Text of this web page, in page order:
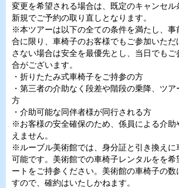
変更を希望される場合は、既定のキャンセル
新規でご予約の取り直しとなります。
※本ツアーは以下の全ての条件を満たし、事
合に限り、車椅子のお客様でもご参加いただ
さない場合は安全を最優先とし、当日でも
合がございます。
・折りたたみ式車椅子をご持参の方
・第三者の介助なく段差や階段の乗降、ツ
方
・介助可能な同伴者様が同行される方
※お客様の安全確保のため、係員による介助
えません。
※ルーブル美術館では、身分証と引き換えに
可能です。美術館での車椅子レンタルをを希
ートをご持参ください。美術館の車椅子の数
すので、確約はいたしかねます。